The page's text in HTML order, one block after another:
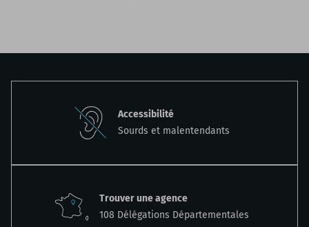
Accessibilité
Sourds et malentendants
Trouver une agence
108 Délégations Départementales